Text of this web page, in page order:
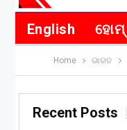
English ହୋମ୍
Home ଭାରତ
Recent Posts